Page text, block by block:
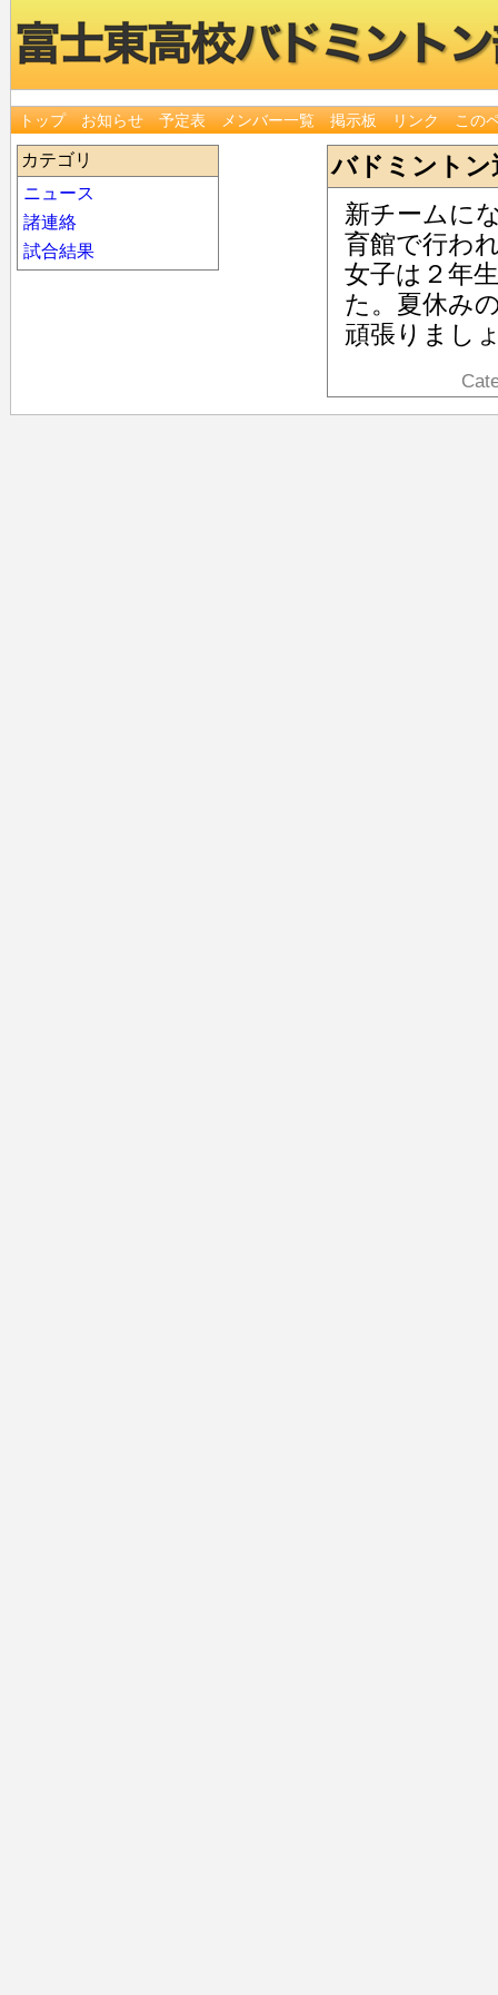
トップ お知らせ 予定表 メンバー一覧 掲示板 リンク この
カテゴリ
ニュース
諸連絡
試合結果
バドミントン
新チームに
育館で行わ
女子は２年
た。夏休み
頑張りまし